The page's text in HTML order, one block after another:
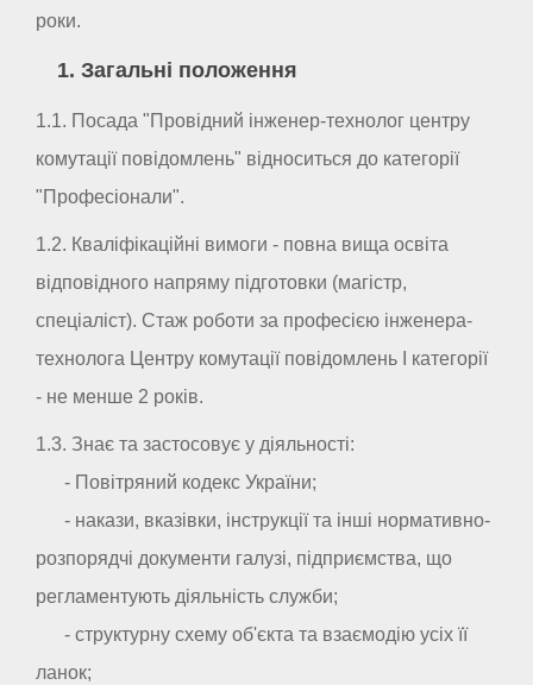
роки.
1. Загальні положення
1.1. Посада "Провідний інженер-технолог центру
комутації повідомлень" відноситься до категорії
"Професіонали".
1.2. Кваліфікаційні вимоги - повна вища освіта
відповідного напряму підготовки (магістр,
спеціаліст). Стаж роботи за професією інженера-
технолога Центру комутації повідомлень I категорії
- не менше 2 років.
1.3. Знає та застосовує у діяльності:
- Повітряний кодекс України;
- накази, вказівки, інструкції та інші нормативно-
розпорядчі документи галузі, підприємства, що
регламентують діяльність служби;
- структурну схему об'єкта та взаємодію усіх її
ланок;